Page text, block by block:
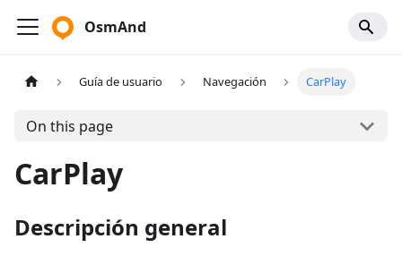
OsmAnd
Guía de usuario Navegación CarPlay
On this page
CarPlay
Descripción general